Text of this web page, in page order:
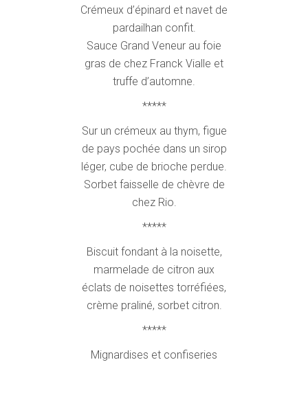
Crémeux d’épinard et navet de
pardailhan confit.
Sauce Grand Veneur au foie
gras de chez Franck Vialle et
truffe d’automne.
*****
Sur un crémeux au thym, figue
de pays pochée dans un sirop
léger, cube de brioche perdue.
Sorbet faisselle de chèvre de
chez Rio.
*****
Biscuit fondant à la noisette,
marmelade de citron aux
éclats de noisettes torréfiées,
crème praliné, sorbet citron.
*****
Mignardises et confiseries